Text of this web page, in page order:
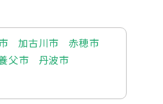
加古川市
赤穂市
父市
丹波市